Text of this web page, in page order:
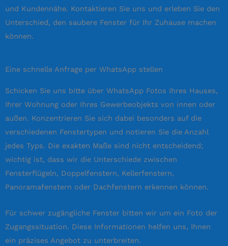
und Kundennähe. Kontaktieren Sie uns und erleben Sie den
Unterschied, den saubere Fenster für Ihr Zuhause machen
können.
Eine schnelle Anfrage per WhatsApp stellen
Schicken Sie uns bitte über WhatsApp Fotos Ihres Hauses,
Ihrer Wohnung oder Ihres Gewerbeobjekts von innen oder
außen. Konzentrieren Sie sich dabei besonders auf die
verschiedenen Fenstertypen und notieren Sie die Anzahl
jedes Typs. Die exakten Maße sind nicht entscheidend;
wichtig ist, dass wir die Unterschiede zwischen
Fensterflügeln, Doppelfenstern, Kellerfenstern,
Panoramafenstern oder Dachfenstern erkennen können.
Für schwer zugängliche Fenster bitten wir um ein Foto der
Zugangssituation. Diese Informationen helfen uns, Ihnen
ein präzises Angebot zu unterbreiten.